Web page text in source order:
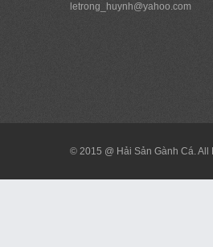
letrong_huynh@yahoo.com
© 2015 @ Hải Sản Gành Cá. All